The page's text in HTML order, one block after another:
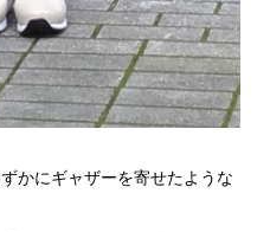
かにギャザーを寄せたような